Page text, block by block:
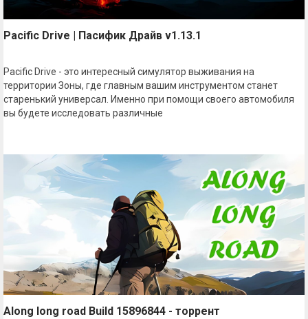
Pacific Drive | Пасифик Драйв v1.13.1
Pacific Drive - это интересный симулятор выживания на
территории Зоны, где главным вашим инструментом станет
старенький универсал. Именно при помощи своего автомобиля
вы будете исследовать различные
Along long road Build 15896844 - торрент